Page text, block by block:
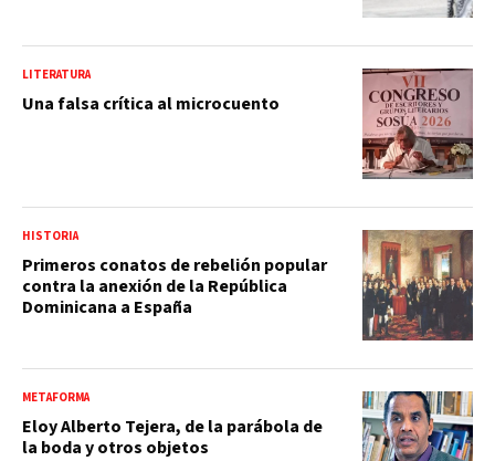
LITERATURA
Una falsa crítica al microcuento
HISTORIA
Primeros conatos de rebelión popular
contra la anexión de la República
Dominicana a España
METAFORMA
Eloy Alberto Tejera, de la parábola de
la boda y otros objetos